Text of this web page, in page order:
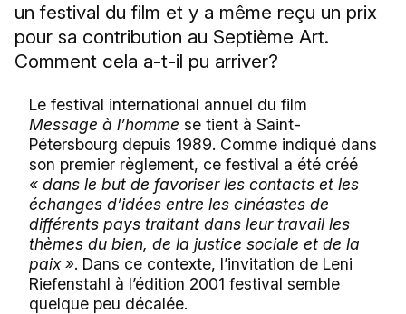
un festival du film et y a même reçu un prix
pour sa contribution au Septième Art.
Comment cela a-t-il pu arriver?
Le festival international annuel du film
Message à l’homme se tient à Saint-
Pétersbourg depuis 1989. Comme indiqué dans
son premier règlement, ce festival a été créé
« dans le but de favoriser les contacts et les
échanges d’idées entre les cinéastes de
différents pays traitant dans leur travail les
thèmes du bien, de la justice sociale et de la
paix ». Dans ce contexte, l’invitation de Leni
Riefenstahl à l’édition 2001 festival semble
quelque peu décalée.